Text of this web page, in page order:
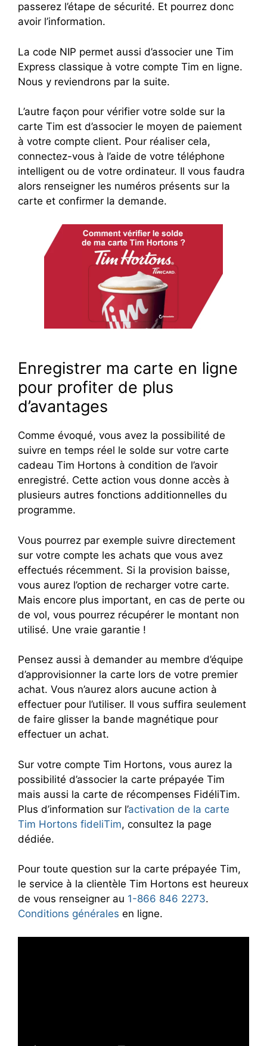
passerez l’étape de sécurité. Et pourrez donc
avoir l’information.
La code NIP permet aussi d’associer une Tim
Express classique à votre compte Tim en ligne.
Nous y reviendrons par la suite.
L’autre façon pour vérifier votre solde sur la
carte Tim est d’associer le moyen de paiement
à votre compte client. Pour réaliser cela,
connectez-vous à l’aide de votre téléphone
intelligent ou de votre ordinateur. Il vous faudra
alors renseigner les numéros présents sur la
carte et confirmer la demande.
Enregistrer ma carte en ligne
pour profiter de plus
d’avantages
Comme évoqué, vous avez la possibilité de
suivre en temps réel le solde sur votre carte
cadeau Tim Hortons à condition de l’avoir
enregistré. Cette action vous donne accès à
plusieurs autres fonctions additionnelles du
programme.
Vous pourrez par exemple suivre directement
sur votre compte les achats que vous avez
effectués récemment. Si la provision baisse,
vous aurez l’option de recharger votre carte.
Mais encore plus important, en cas de perte ou
de vol, vous pourrez récupérer le montant non
utilisé. Une vraie garantie !
Pensez aussi à demander au membre d’équipe
d’approvisionner la carte lors de votre premier
achat. Vous n’aurez alors aucune action à
effectuer pour l’utiliser. Il vous suffira seulement
de faire glisser la bande magnétique pour
effectuer un achat.
Sur votre compte Tim Hortons, vous aurez la
possibilité d’associer la carte prépayée Tim
mais aussi la carte de récompenses FidéliTim.
Plus d’information sur l’activation de la carte
Tim Hortons fideliTim, consultez la page
dédiée.
Pour toute question sur la carte prépayée Tim,
le service à la clientèle Tim Hortons est heureux
de vous renseigner au 1-866 846 2273.
Conditions générales en ligne.